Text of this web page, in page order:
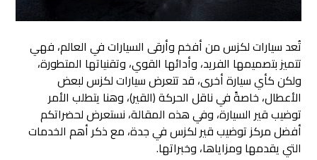
تُعد سيارات لكزس من أفخم وأرقى السيارات في العالم، فهي
تتميز بتصميمها الفريد، وأدائها القوي، وتقنياتها المتطورة،
ولكن كأي سيارة أخرى، قد تتعرض سيارات لكزس لبعض
الأعطال، خاصةً في ناقل الحركة (القير)، وهنا يتطلب الأمر
توضيب قير السيارة، وفي هذه المقالة، نستعرض لحضراتكم
أفضل مركز توضيب قير لكزس في جدة، مع ذكر أهم الخدمات
التي يقدمها ومزاياها، وخبراتها.